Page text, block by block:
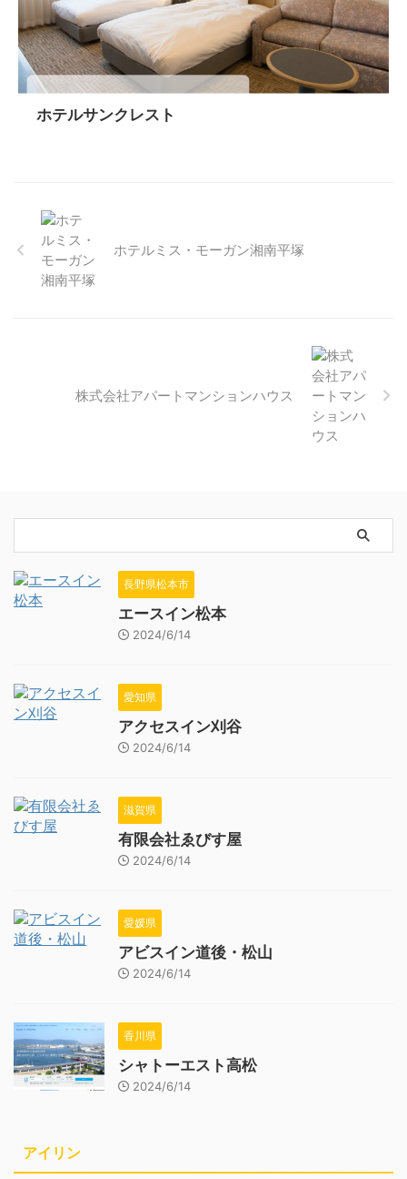
ホテルサンクレスト
ホテルミス・モーガン湘南平塚
株式会社アパートマンションハウス
長野県松本市
エースイン松本
2024/6/14
愛知県
アクセスイン刈谷
2024/6/14
滋賀県
有限会社ゑびす屋
2024/6/14
愛媛県
アビスイン道後・松山
2024/6/14
香川県
シャトーエスト高松
2024/6/14
アイリン